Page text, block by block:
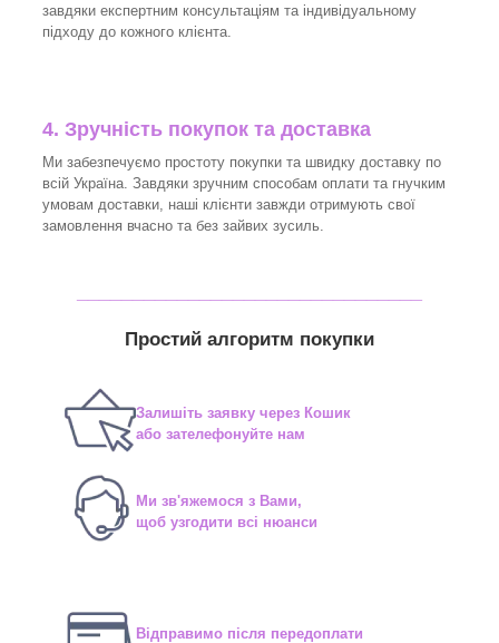
завдяки експертним консультаціям та індивідуальному
підходу до кожного клієнта.
4. Зручність покупок та доставка
Ми забезпечуємо простоту покупки та швидку доставку по
всій Україна. Завдяки зручним способам оплати та гнучким
умовам доставки, наші клієнти завжди отримують свої
замовлення вчасно та без зайвих зусиль.
Простий алгоритм покупки
Залишіть заявку через Кошик
або зателефонуйте нам
Ми зв'яжемося з Вами,
щоб узгодити всі нюанси
Відправимо після передоплати